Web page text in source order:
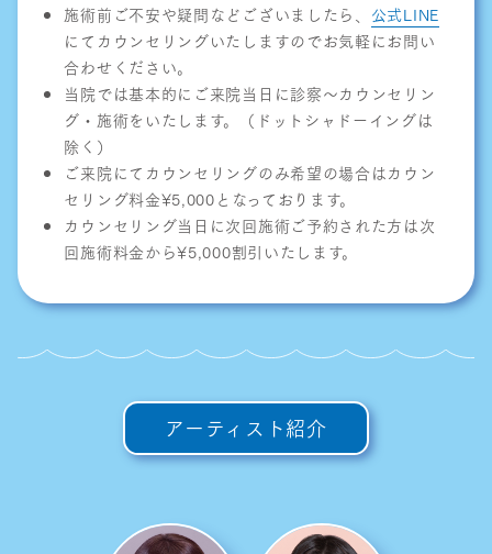
施術前ご不安や疑問などございましたら、 公式LINE
にてカウンセリングいたしますのでお気軽にお問い
合わせください。
当院では基本的にご来院当日に診察〜カウンセリン
グ・施術をいたします。（ドットシャドーイングは
除く）
ご来院にてカウンセリングのみ希望の場合はカウン
セリング料金¥5,000となっております。
カウンセリング当日に次回施術ご予約された方は次
回施術料金から¥5,000割引いたします。
アーティスト紹介